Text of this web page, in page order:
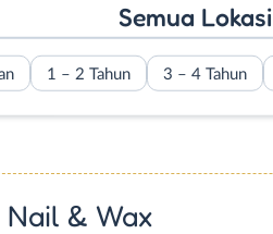
Semua Lokasi
1 – 2 Tahun 3 – 4 Tahun
& Wax